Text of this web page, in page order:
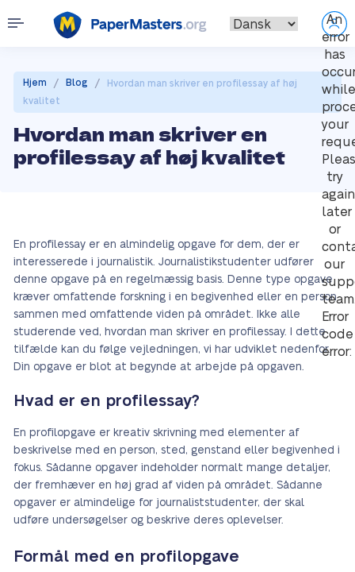
An
error
has
while
your
try
again
later
or
our
Error
code
error:
Hjem / Blog /
Hvordan man skriver en profilessay af høj
kvalitet
Hvordan man skriver en
profilessay af høj kvalitet
En profilessay er en almindelig opgave for dem, der er
interesserede i journalistik. Journalistikstudenter udfører
denne opgave på en regelmæssig basis. Denne type opgave
kræver omfattende forskning i en begivenhed eller en person
sammen med omfattende viden på området. Ikke alle
studerende ved, hvordan man skriver en profilessay. I dette
tilfælde kan du følge vejledningen, vi har udviklet nedenfor.
Din opgave er blot at begynde at arbejde på opgaven.
Hvad er en profilessay?
En profilopgave er kreativ skrivning med elementer af
beskrivelse med en person, sted, genstand eller begivenhed i
fokus. Sådanne opgaver indeholder normalt mange detaljer,
der fremhæver en høj grad af viden på området. Sådanne
opgaver er almindelige for journaliststudenter, der skal
udføre undersøgelser og beskrive deres oplevelser.
Formål med en profilopgave